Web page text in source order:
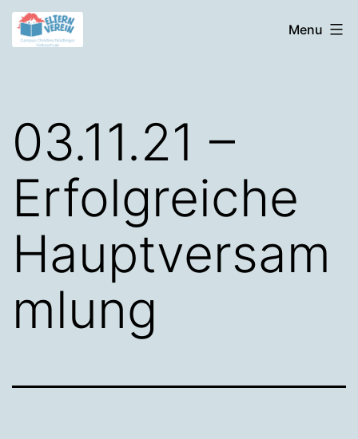
Skip
Elternverein
Menu
03.11.21 –
Erfolgreiche
Hauptversam
mlung